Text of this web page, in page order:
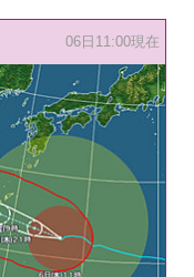
06日11:00現在